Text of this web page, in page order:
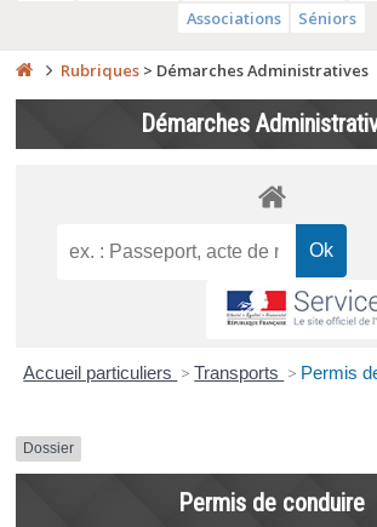
Associations
Séniors
Rubriques > Démarches Administratives
Démarches
Accueil particuliers > Transports > Permis
Dossier
Permis de conduire